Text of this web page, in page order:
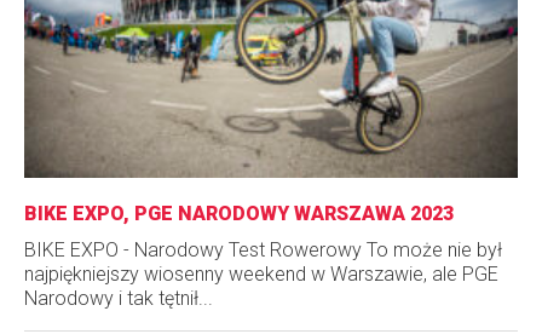
BIKE EXPO, PGE NARODOWY WARSZAWA 2023
BIKE EXPO - Narodowy Test Rowerowy To może nie był
najpiękniejszy wiosenny weekend w Warszawie, ale PGE
Narodowy i tak tętnił...